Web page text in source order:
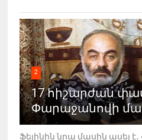
2
17 հիշարժան
Փարաջանովի
Ֆելինին նրա մասին ասել